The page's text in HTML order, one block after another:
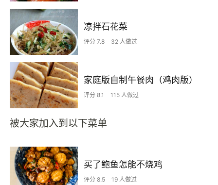
凉拌石花菜
评分 7.8 32 人做过
家庭版自制午餐肉（鸡肉版）
评分 8.1 115 人做过
被大家加入到以下菜单
买了鲍鱼怎能不烧鸡
评分 8.5 19 人做过